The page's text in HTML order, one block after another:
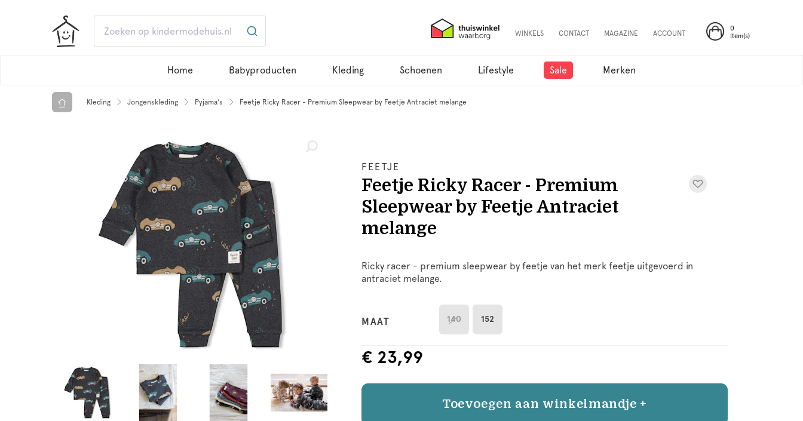
0
Item(s)
WINKELS CONTACT MAGAZINE ACCOUNT
Home Babyproducten Kleding Schoenen Lifestyle Sale Merken
Kleding Jongenskleding Pyjama's Feetje Ricky Racer - Premium Sleepwear by Feetje Antraciet melange
FEETJE
Feetje Ricky Racer - Premium
Sleepwear by Feetje Antraciet
melange
Ricky racer - premium sleepwear by feetje van het merk feetje uitgevoerd in
antraciet melange.
MAAT 140 152
€ 23,99
Toevoegen aan winkelmandje +